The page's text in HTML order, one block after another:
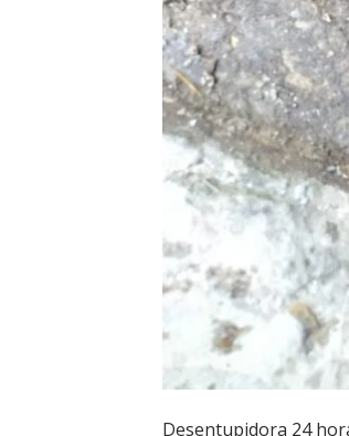
Desentupidora 24